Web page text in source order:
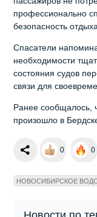
профессионально
безопасность
Спасатели
необходимости
состояния судов
связи для
Ранее сообщалось,
произошло в
0 0
НОВОСИБИРСКОЕ